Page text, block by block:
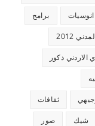
انوسيات برامج
2012
الاردني ذكور
ثقافات
شيك صور